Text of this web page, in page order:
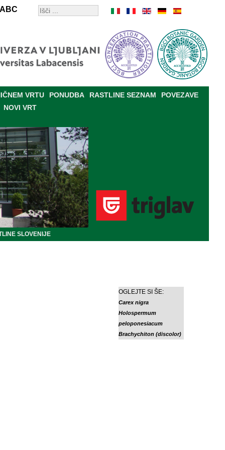
ABC
VRTU PONUDBA RASTLINE SEZNAM
POVEZAVE
NOVI VRT
SLOVENIJE
OGLEJTE SI ŠE:
Carex nigra
Holospermum
peloponesiacum
Brachychiton (discolor)